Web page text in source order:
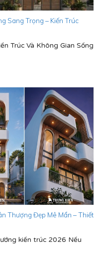
Sang Trọng – Kiến Trúc
Trúc Và Không Gian Sống
Thượng Đẹp Mê Mẩn – Thiết
kiến trúc 2026 Nếu